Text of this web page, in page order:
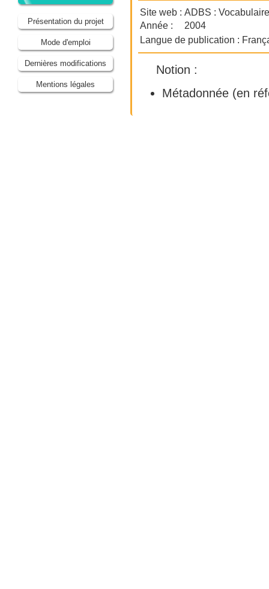
Présentation du projet
Mode d'emploi
Dernières modifications
Mentions légales
Site web : ADBS :
Année :
2004
Langue de publication :
Notion :
Métadonnée (en